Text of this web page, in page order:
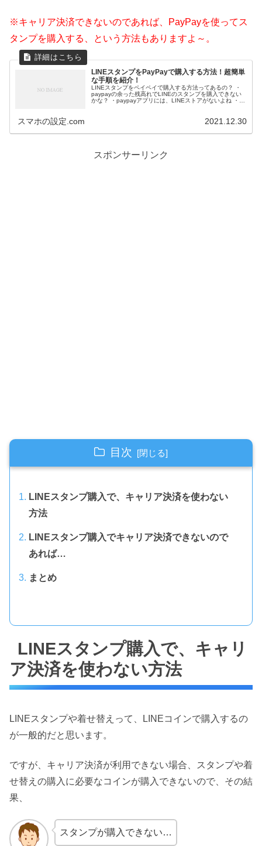
※キャリア決済できないのであれば、PayPayを使ってス
タンプを購入する、という方法もありますよ～。
LINEスタンプをPayPayで購入する方法！超簡単
な手順を紹介！
LINEスタンプをペイペイで購入する方法ってあるの？ ・
paypayの余った残高れでLINEのスタンプを購入できない
かな？ ・paypayアプリには、LINEストアがないよね ・
スマホの設定.com 2021.12.30
スポンサーリンク
目次
LINEスタンプ購入で、キャリア決済を使わない
方法
LINEスタンプ購入でキャリア決済できないので
あれば…
まとめ
LINEスタンプ購入で、キャリ
ア決済を使わない方法
LINEスタンプや着せ替えって、LINEコインで購入するの
が一般的だと思います。
ですが、キャリア決済が利用できない場合、スタンプや着
せ替えの購入に必要なコインが購入できないので、その結
果、
スタンプが購入できない…